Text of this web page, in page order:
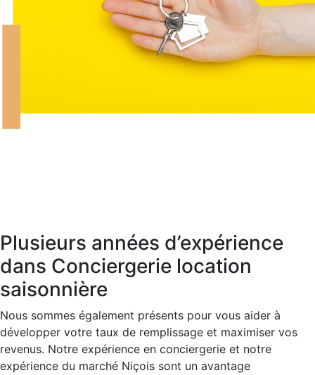
Plusieurs années d’expérience
dans Conciergerie location
saisonnière
Nous sommes également présents pour vous aider à
développer votre taux de remplissage et maximiser vos
revenus. Notre expérience en conciergerie et notre
expérience du marché Niçois sont un avantage